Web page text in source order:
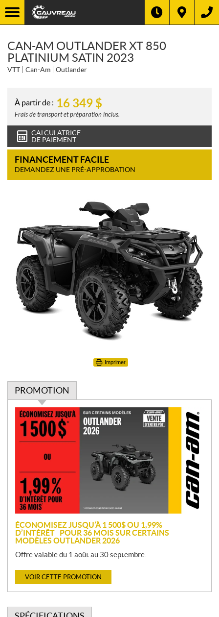
CAN-AM OUTLANDER XT 850
PLATINIUM SATIN 2023
VTT Can-Am Outlander
À partir de : 16 349 $
Frais de transport et préparation inclus.
CALCULATRICE
DE PAIEMENT
FINANCEMENT FACILE
DEMANDEZ UNE PRÉ-APPROBATION
Imprimer
PROMOTION
P
m
o
n
ÉCONOMISEZ JUSQU’À 1 500$ OU 1,99%
D’INTÉRÊT POUR 36 MOIS SUR CERTAINS
MODÈLES OUTLANDER 2026
Offre valable du 1 août au 30 septembre.
VOIR CETTE PROMOTION